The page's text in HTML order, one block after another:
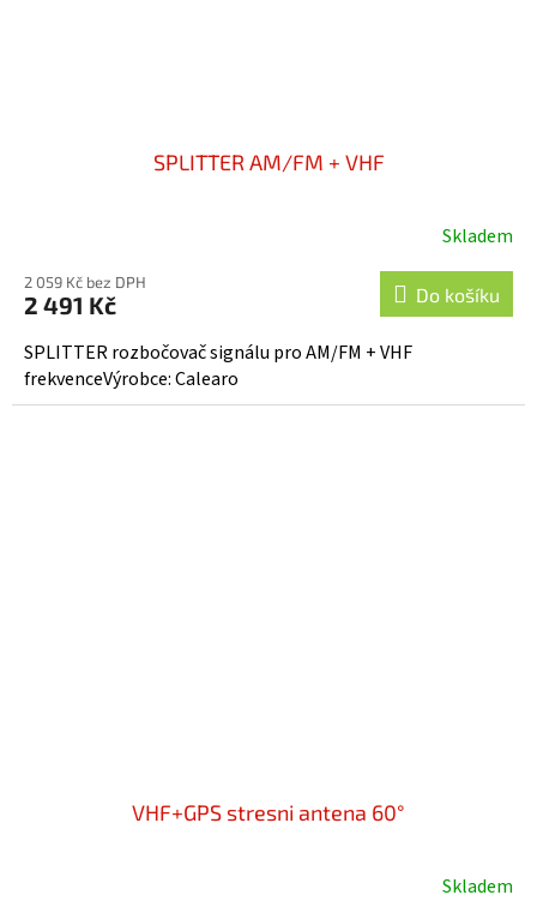
SPLITTER AM/FM + VHF
Skladem
2 059 Kč bez DPH
2 491 Kč Do košíku
SPLITTER rozbočovač signálu pro AM/FM + VHF
frekvenceVýrobce: Calearo
VHF+GPS stresni antena 60°
Skladem